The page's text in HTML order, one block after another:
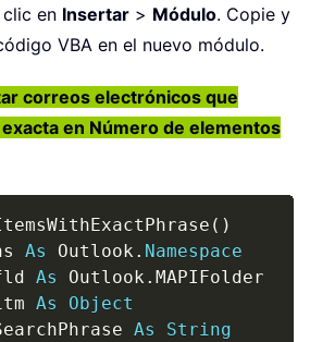
clic en Insertar > Módulo. Copie y
VBA en el nuevo módulo.
correos electrónicos que
en Número de elementos
( )
As Outlook . Namespace
As Outlook . MAPIFolder
As
Object
As
String
Copy